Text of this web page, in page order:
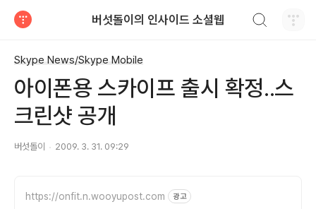
버섯돌이의 인사이드 소셜웹
Skype News/Skype Mobile
아이폰용 스카이프 출시 확정..스
크린샷 공개
버섯돌이 2009. 3. 31. 09:29
https://onfit.n.wooyupost.com 광고